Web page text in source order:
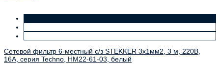
Сетевой фильтр 6-местный с/з STEKKER 3x1мм2, 3 м, 220В,
16А, серия Techno, HM22-61-03, белый